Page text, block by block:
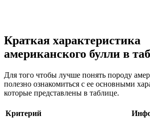
Краткая характеристика
американского булли в
Для того чтобы лучше понять породу
полезно ознакомиться с ее основными
которые представлены в таблице.
Критерий